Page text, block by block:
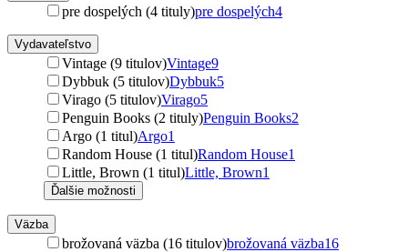
pre dospelých (4 tituly)pre dospelých4
Vydavateľstvo
Vintage (9 titulov)Vintage9
Dybbuk (5 titulov)Dybbuk5
Virago (5 titulov)Virago5
Penguin Books (2 tituly)Penguin Books2
Argo (1 titul)Argo1
Random House (1 titul)Random House1
Little, Brown (1 titul)Little, Brown1
Ďalšie možnosti
Väzba
brožovaná väzba (16 titulov)brožovaná väzba16